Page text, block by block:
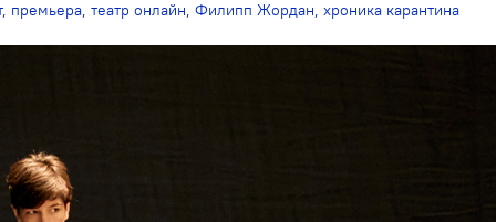
, премьера, театр онлайн, Филипп Жордан, хроника карантина